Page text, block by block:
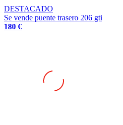
Se vende puente trasero 206 gti
180 €